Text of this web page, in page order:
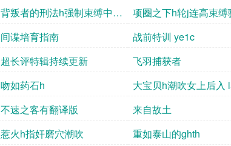
背叛者的刑法h强制束缚中出
连高
项圈之下h轮j连高束缚
中出
间谍培育指南
战前特训 ye1c
超长评特辑持续更新
飞羽捕获者
吻如药石h
大宝贝h潮吹女上后入
不速之客有翻译版
来自故土
惹火h指奸磨穴潮吹
重如泰山的ghth